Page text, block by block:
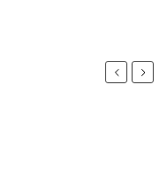
PreviousNext